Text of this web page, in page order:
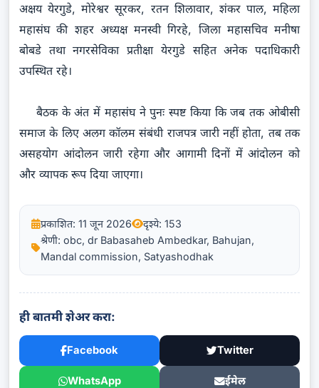
अक्षय येरगुडे, मोरेश्वर सूरकर, रतन शिलावार, शंकर पाल, महिला
महासंघ की शहर अध्यक्ष मनस्वी गिरहे, जिला महासचिव मनीषा
बोबडे तथा नगरसेविका प्रतीक्षा येरगुडे सहित अनेक पदाधिकारी
उपस्थित रहे।
बैठक के अंत में महासंघ ने पुनः स्पष्ट किया कि जब तक ओबीसी
समाज के लिए अलग कॉलम संबंधी राजपत्र जारी नहीं होता, तब तक
असहयोग आंदोलन जारी रहेगा और आगामी दिनों में आंदोलन को
और व्यापक रूप दिया जाएगा।
प्रकाशित: 11 जून 2026
दृश्ये: 153
श्रेणी: obc, dr Babasaheb Ambedkar, Bahujan,
Mandal commission, Satyashodhak
ही बातमी शेअर करा:
Facebook Twitter
WhatsApp ईमेल